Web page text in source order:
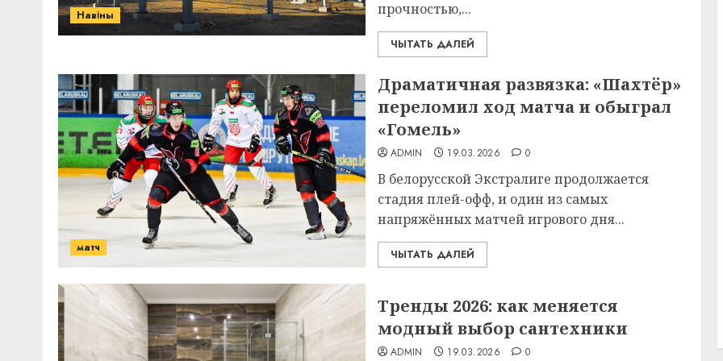
Навіны прочностью,...
ЧЫТАТЬ ДАЛЕЙ
матч
Драматичная развязка: «Шахтёр»
переломил ход матча и обыграл
«Гомель»
ADMIN 19.03.2026 0
В белорусской Экстралиге продолжается
стадия плей-офф, и один из самых
напряжённых матчей игрового дня...
ЧЫТАТЬ ДАЛЕЙ
Тренды 2026: как меняется
модный выбор сантехники
ADMIN 19.03.2026 0